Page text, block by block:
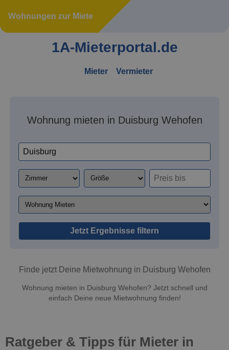
Wohnungen zur Miete
1A-Mieterportal.de
Mieter Vermieter
Wohnung mieten in Duisburg Wehofen
Jetzt Ergebnisse filtern
Finde jetzt Deine Mietwohnung in Duisburg Wehofen
Wohnung mieten in Duisburg Wehofen? Jetzt schnell und
einfach Deine neue Mietwohnung finden!
Ratgeber & Tipps für Mieter in